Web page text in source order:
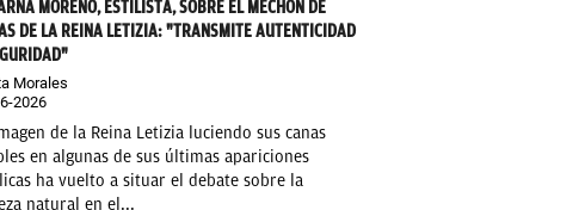
MORENO, ESTILISTA, SOBRE EL MECHÓN DE
DE LA REINA LETIZIA: "TRANSMITE AUTENTICIDAD
Morales
2026
de la Reina Letizia luciendo sus canas
en algunas de sus últimas apariciones
ha vuelto a situar el debate sobre la
natural en el...